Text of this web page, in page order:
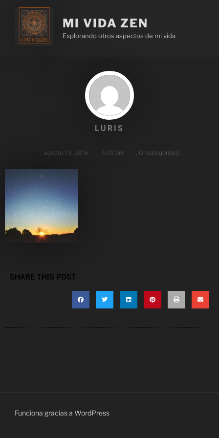
MI VIDA ZEN
Explorando otros aspectos de mi vida
LURIS
agosto 13, 2016 6:02 am Uncategorized
SHARE THIS POST
Funciona gracias a WordPress